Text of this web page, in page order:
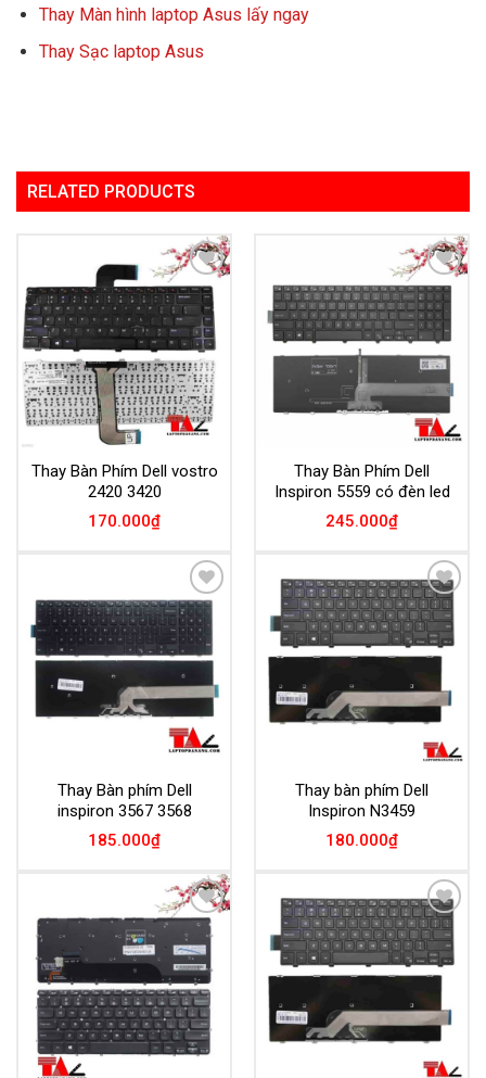
Thay Màn hình laptop Asus lấy ngay
Thay Sạc laptop Asus
RELATED PRODUCTS
Add to
Wishlist
Thay Bàn Phím Dell vostro
2420 3420
170.000₫
Add to
Wishlist
Thay Bàn Phím Dell
Inspiron 5559 có đèn led
245.000₫
Add to
Wishlist
Thay Bàn phím Dell
inspiron 3567 3568
185.000₫
Add to
Wishlist
Thay bàn phím Dell
Inspiron N3459
180.000₫
Add to
Wishlist
Add to
Wishlist